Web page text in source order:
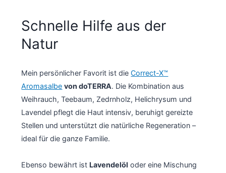
Schnelle Hilfe aus der
Natur
Mein persönlicher Favorit ist dieCorrect-X™
Aromasalbe von doTERRA. Die Kombination aus
Weihrauch, Teebaum, Zedrnholz, Helichrysum und
Lavendel pflegt die Haut intensiv, beruhigt gereizte
Stellen und unterstützt die natürliche Regeneration –
ideal für die ganze Familie.
Ebenso bewährt ist Lavendelöl oder eine Mischung